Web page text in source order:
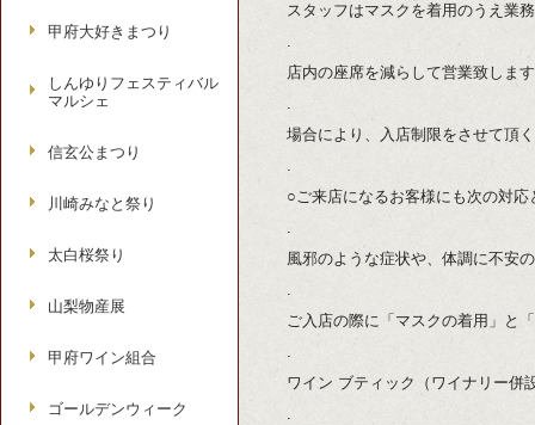
スタッフはマスクを着用のうえ業
.
店内の座席を減らして営業致しま
.
場合により、入店制限をさせて頂
.
○ご来店になるお客様にも次の対
.
風邪のような症状や、体調に不安
.
ご入店の際に「マスクの着用」と
.
ワイン ブティック（ワイナリー併
.
甲府大好きまつり
しんゆりフェスティバル
マルシェ
信玄公まつり
川崎みなと祭り
太白桜祭り
山梨物産展
甲府ワイン組合
ゴールデンウィーク